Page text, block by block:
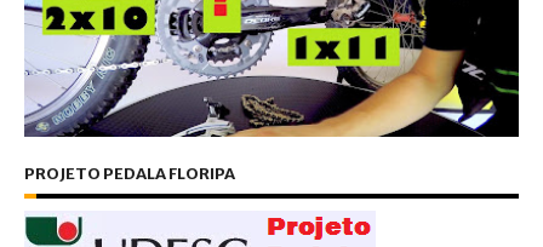
PROJETO PEDALA FLORIPA